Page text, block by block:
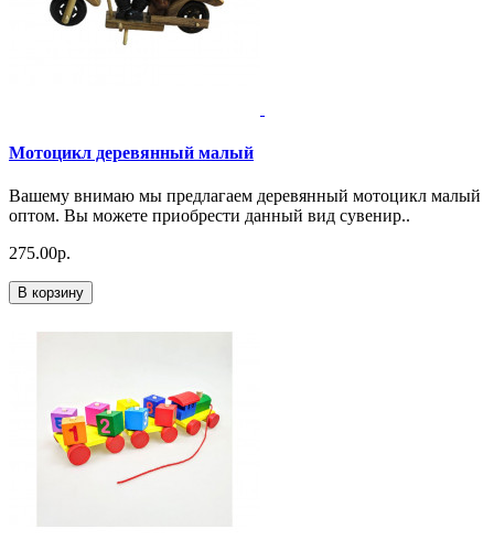
Мотоцикл деревянный малый
Вашему внимаю мы предлагаем деревянный мотоцикл малый
оптом. Вы можете приобрести данный вид сувенир..
275.00р.
В корзину